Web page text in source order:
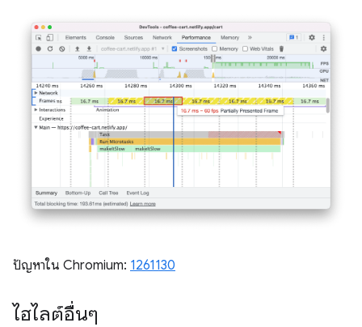
ปัญหาใน Chromium: 1261130
ไฮไลต์อื่นๆ